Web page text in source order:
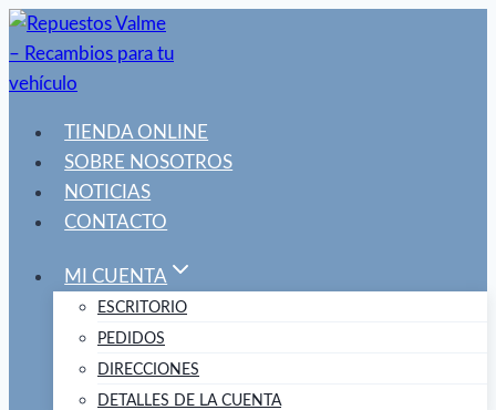
Saltar
al
contenido
TIENDA ONLINE
SOBRE NOSOTROS
NOTICIAS
CONTACTO
MI CUENTA
ESCRITORIO
PEDIDOS
DIRECCIONES
DETALLES DE LA CUENTA